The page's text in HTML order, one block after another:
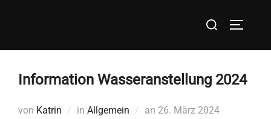
Suchen
Information Wasseranstellung 2024
von Katrin in Allgemein an Veröffentlicht
26. März 2024